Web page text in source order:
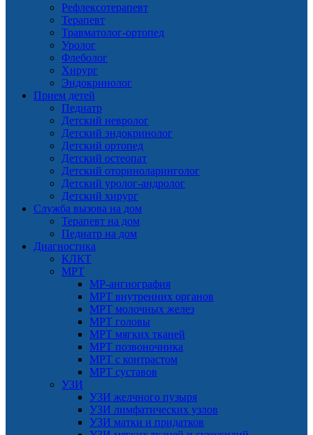
Рефлексотерапевт
Терапевт
Травматолог-ортопед
Уролог
Флеболог
Хирург
Эндокринолог
Прием детей
Педиатр
Детский невролог
Детский эндокринолог
Детский ортопед
Детский остеопат
Детский оториноларинголог
Детский уролог-андролог
Детский хирург
Служба вызова на дом
Терапевт на дом
Педиатр на дом
Диагностика
КЛКТ
МРТ
МР-ангиография
МРТ внутренних органов
МРТ молочных желез
МРТ головы
МРТ мягких тканей
МРТ позвоночника
МРТ с контрастом
МРТ суставов
УЗИ
УЗИ желчного пузыря
УЗИ лимфатических узлов
УЗИ матки и придатков